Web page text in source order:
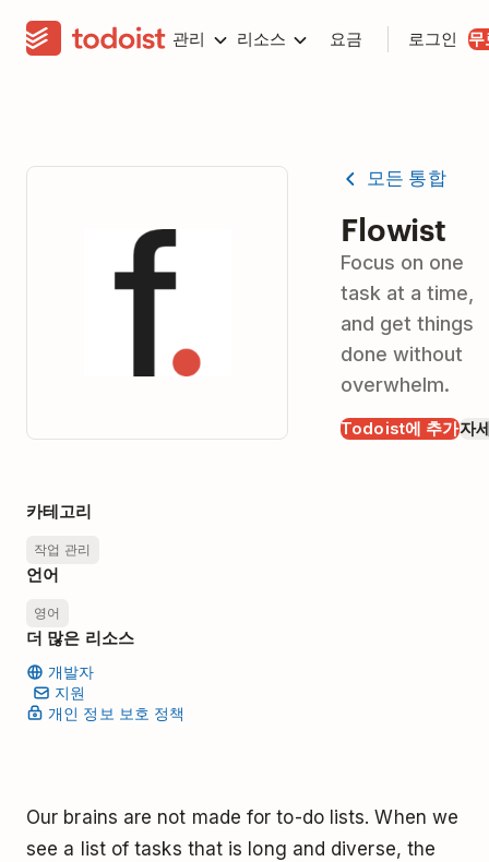
관리 리소스 요금 로그인 무
모든 통합
Flowist
Focus on one
task at a time,
and get things
done without
overwhelm.
Todoist에 추가자
카테고리
작업 관리
언어
영어
더 많은 리소스
개발자
지원
개인 정보 보호 정책
Our brains are not made for to-do lists. When we
see a list of tasks that is long and diverse, the